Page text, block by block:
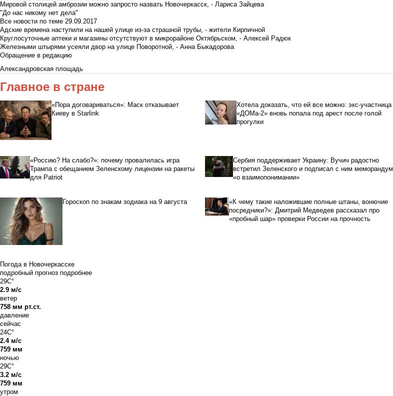
Мировой столицей амброзии можно запросто назвать Новочеркасск, - Лариса Зайцева
"До нас никому нет дела"
Все новости по теме 29.09.2017
Адские времена наступили на нашей улице из-за страшной трубы, - жители Кирпичной
Круглосуточные аптеки и магазины отсутствуют в микрорайоне Октябрьском, - Алексей Радюк
Железными штырями усеяли двор на улице Поворотной, - Анна Быкадорова
Обращение в редакцию
Александровская площадь
Главное в стране
«Пора договариваться»: Маск отказывает
Киеву в Starlink
Хотела доказать, что ей все можно: экс-участница
«ДОМа-2» вновь попала под арест после голой
прогулки
«Россию? На слабо?»: почему провалилась игра
Трампа с обещанием Зеленскому лицензии на ракеты
для Patriot
Сербия поддерживает Украину: Вучич радостно
встретил Зеленского и подписал с ним меморандум
«о взаимопонимании»
Гороскоп по знакам зодиака на 9 августа
«К чему такие наложившие полные штаны, вонючие
посредники?»: Дмитрий Медведев рассказал про
«пробный шар» проверки России на прочность
Погода в Новочеркасске
подробный прогноз подробнее
29C°
2.9 м/с
ветер
758 мм рт.ст.
давление
сейчас
24C°
2.4 м/с
759 мм
ночью
29C°
3.2 м/с
759 мм
утром